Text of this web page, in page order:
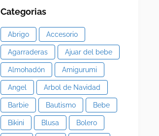
Categorias
Abrigo Accesorio
Agarraderas Ajuar del bebe
Almohadón Amigurumi
Angel Arbol de Navidad
Barbie Bautismo Bebe
Bikini Blusa Bolero